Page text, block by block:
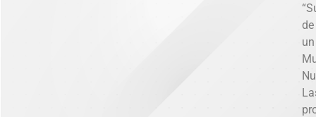
de
un